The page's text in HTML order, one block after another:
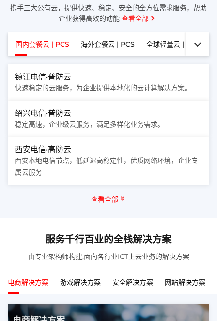
携手三大公有云，提供快速、稳定、安全的全方位需求服务，帮助
企业获得高效的动能 查看全部
国内套餐云 | PCS 海外套餐云 | PCS 全球轻量云 | LCS
镇江电信·普防云
快速稳定的云服务，为企业提供本地化的云计算解决方案。
绍兴电信·普防云
稳定高速，企业级云服务，满足多样化业务需求。
西安电信·高防云
西安本地电信节点，低延迟高稳定性，优质网络环境，企业专
属云服务
查看全部
服务千行百业的全栈解决方案
由专业架构师构建,面向各行业ICT上云业务的解决方案
电商解决方案 游戏解决方案 安全解决方案 网站解决方案